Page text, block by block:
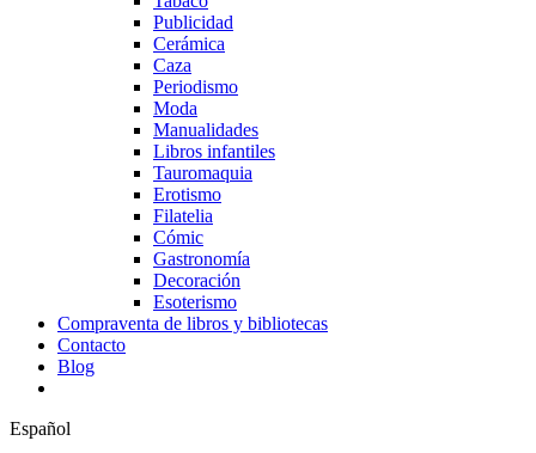
Publicidad
Cerámica
Caza
Periodismo
Moda
Manualidades
Libros infantiles
Tauromaquia
Erotismo
Filatelia
Cómic
Gastronomía
Decoración
Esoterismo
Compraventa de libros y bibliotecas
Contacto
Blog
Español